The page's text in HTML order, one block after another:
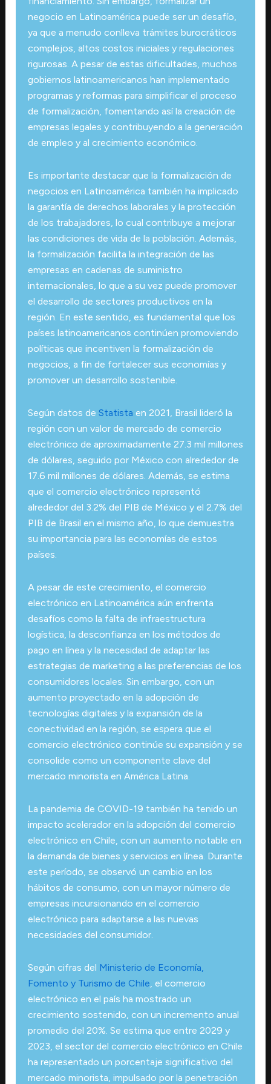
negocio en Latinoamérica puede ser un desafío,
ya que a menudo conlleva trámites burocráticos
complejos, altos costos iniciales y regulaciones
rigurosas. A pesar de estas dificultades, muchos
gobiernos latinoamericanos han implementado
programas y reformas para simplificar el proceso
de formalización, fomentando así la creación de
empresas legales y contribuyendo a la generación
de empleo y al crecimiento económico.
Es importante destacar que la formalización de
negocios en Latinoamérica también ha implicado
la garantía de derechos laborales y la protección
de los trabajadores, lo cual contribuye a mejorar
las condiciones de vida de la población. Además,
la formalización facilita la integración de las
empresas en cadenas de suministro
internacionales, lo que a su vez puede promover
el desarrollo de sectores productivos en la
región. En este sentido, es fundamental que los
países latinoamericanos continúen promoviendo
políticas que incentiven la formalización de
negocios, a fin de fortalecer sus economías y
promover un desarrollo sostenible.
Según datos de Statista en 2021, Brasil lideró la
región con un valor de mercado de comercio
electrónico de aproximadamente 27.3 mil millones
de dólares, seguido por México con alrededor de
17.6 mil millones de dólares. Además, se estima
que el comercio electrónico representó
alrededor del 3.2% del PIB de México y el 2.7% del
PIB de Brasil en el mismo año, lo que demuestra
su importancia para las economías de estos
países.
A pesar de este crecimiento, el comercio
electrónico en Latinoamérica aún enfrenta
desafíos como la falta de infraestructura
logística, la desconfianza en los métodos de
pago en línea y la necesidad de adaptar las
estrategias de marketing a las preferencias de los
consumidores locales. Sin embargo, con un
aumento proyectado en la adopción de
tecnologías digitales y la expansión de la
conectividad en la región, se espera que el
comercio electrónico continúe su expansión y se
consolide como un componente clave del
mercado minorista en América Latina.
La pandemia de COVID-19 también ha tenido un
impacto acelerador en la adopción del comercio
electrónico en Chile, con un aumento notable en
la demanda de bienes y servicios en línea. Durante
este período, se observó un cambio en los
hábitos de consumo, con un mayor número de
empresas incursionando en el comercio
electrónico para adaptarse a las nuevas
necesidades del consumidor.
Según cifras del Ministerio de Economía,
Fomento y Turismo de Chile, el comercio
electrónico en el país ha mostrado un
crecimiento sostenido, con un incremento anual
promedio del 20%. Se estima que entre 2029 y
2023, el sector del comercio electrónico en Chile
ha representado un porcentaje significativo del
mercado minorista, impulsado por la penetración